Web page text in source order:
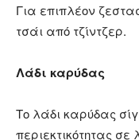
Για επιπλέον
τσάι από τζίντζερ.
Λάδι καρύδας
Το λάδι καρύδας
περιεκτικότητας